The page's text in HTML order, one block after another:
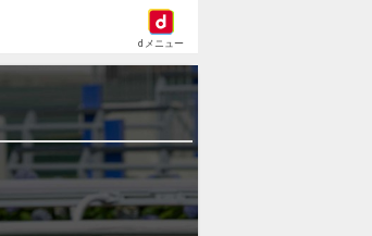
dメニュー